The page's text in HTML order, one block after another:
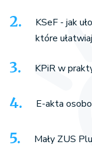
KSeF - jak
które
KPiR w
E-akta
Mały ZUS